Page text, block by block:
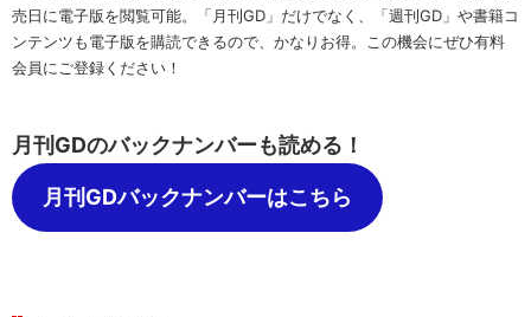
売日に電子版を閲覧可能。「月刊GD」だけでなく、「週刊GD」や書籍コ
ンテンツも電子版を購読できるので、かなりお得。この機会にぜひ有料
会員にご登録ください！
月刊GDのバックナンバーも読める！
月刊GDバックナンバーはこちら